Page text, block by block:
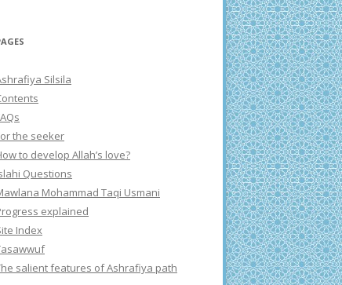
Silsila
the seeker
to develop Allah’s love?
Questions
Mohammad Taqi Usmani
explained
Index
salient features of Ashrafiya path